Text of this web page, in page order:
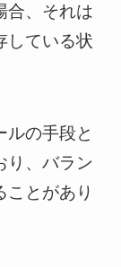
合、それは
している状
ルの手段と
り、バラン
ことがあり